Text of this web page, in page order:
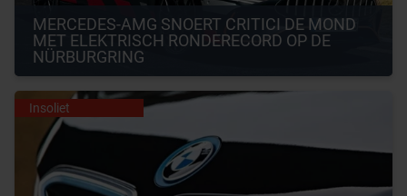
MERCEDES-AMG SNOERT CRITICI DE MOND
MET ELEKTRISCH RONDERECORD OP DE
NÜRBURGRING
Insoliet